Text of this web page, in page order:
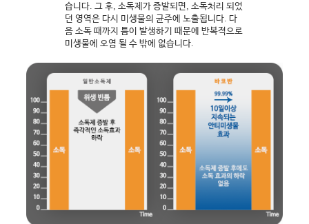
습니다. 그 후, 소독제가 증발되면, 소독처리 되었
던 영역은 다시 미생물의 균주에 노출됩니다. 다
음 소독 때까지 틈이 발생하기 때문에 반복적으로
미생물에 오염 될 수 밖에 없습니다.